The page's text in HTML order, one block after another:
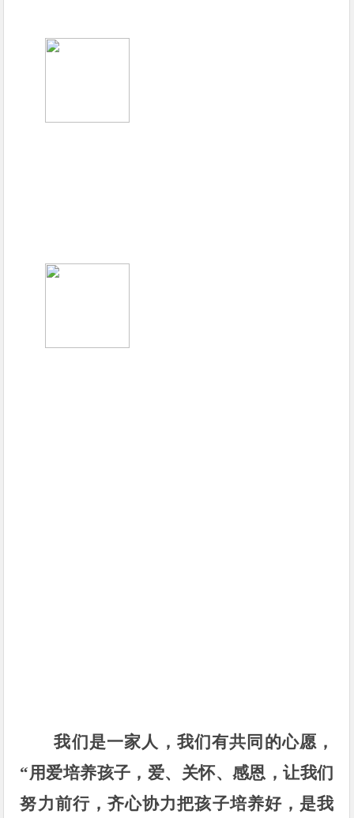
我们是一家人，我们有共同的心愿，
“用爱培养孩子，爱、关怀、感恩，让我们
努力前行，齐心协力把孩子培养好，是我